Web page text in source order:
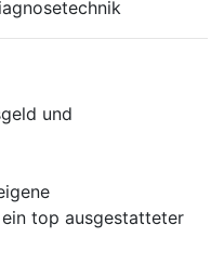
und
top ausgestatteter